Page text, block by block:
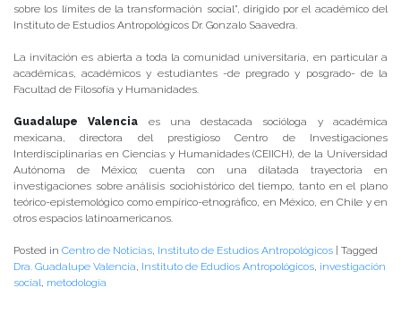
sobre los límites de la transformación social”, dirigido por el académico del
Instituto de Estudios Antropológicos Dr. Gonzalo Saavedra.
La invitación es abierta a toda la comunidad universitaria, en particular a
académicas, académicos y estudiantes -de pregrado y posgrado- de la
Facultad de Filosofía y Humanidades.
Guadalupe Valencia es una destacada socióloga y académica
mexicana, directora del prestigioso Centro de Investigaciones
Interdisciplinarias en Ciencias y Humanidades (CEIICH), de la Universidad
Autónoma de México; cuenta con una dilatada trayectoria en
investigaciones sobre análisis sociohistórico del tiempo, tanto en el plano
teórico-epistemológico como empírico-etnográfico, en México, en Chile y en
otros espacios latinoamericanos.
Posted in Centro de Noticias, Instituto de Estudios Antropológicos | Tagged
Dra. Guadalupe Valencia, Instituto de Edudios Antropológicos, investigación
social, metodología